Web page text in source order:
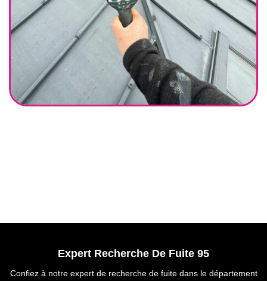
Expert Recherche De Fuite 95
Confiez à notre expert de recherche de fuite dans le département